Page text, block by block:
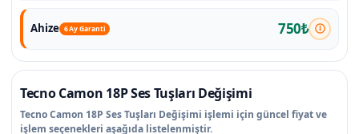
Ahize 6 Ay Garanti 750₺
Tecno Camon 18P Ses Tuşları Değişimi
Tecno Camon 18P Ses Tuşları Değişimi işlemi için güncel fiyat ve
işlem seçenekleri aşağıda listelenmiştir.